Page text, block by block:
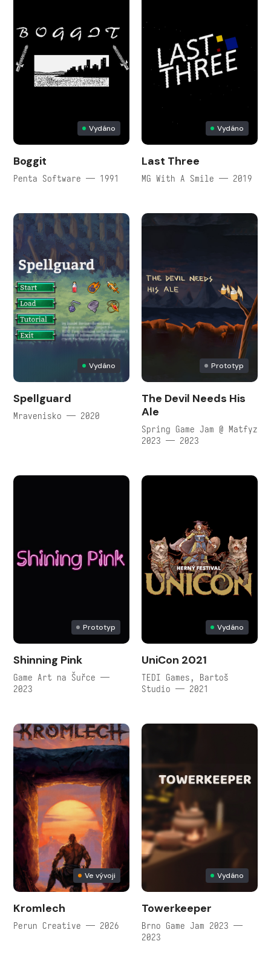
Vydáno
Boggit
Penta Software — 1991
Vydáno
Last Three
MG With A Smile — 2019
Vydáno
Spellguard
Mravenisko — 2020
Prototyp
The Devil Needs His
Ale
Spring Game Jam @ Matfyz
2023 — 2023
Prototyp
Shinning Pink
Game Art na Šuřce —
2023
Vydáno
UniCon 2021
TEDI Games, Bartoš
Studio — 2021
Ve vývoji
Kromlech
Perun Creative — 2026
Vydáno
Towerkeeper
Brno Game Jam 2023 —
2023